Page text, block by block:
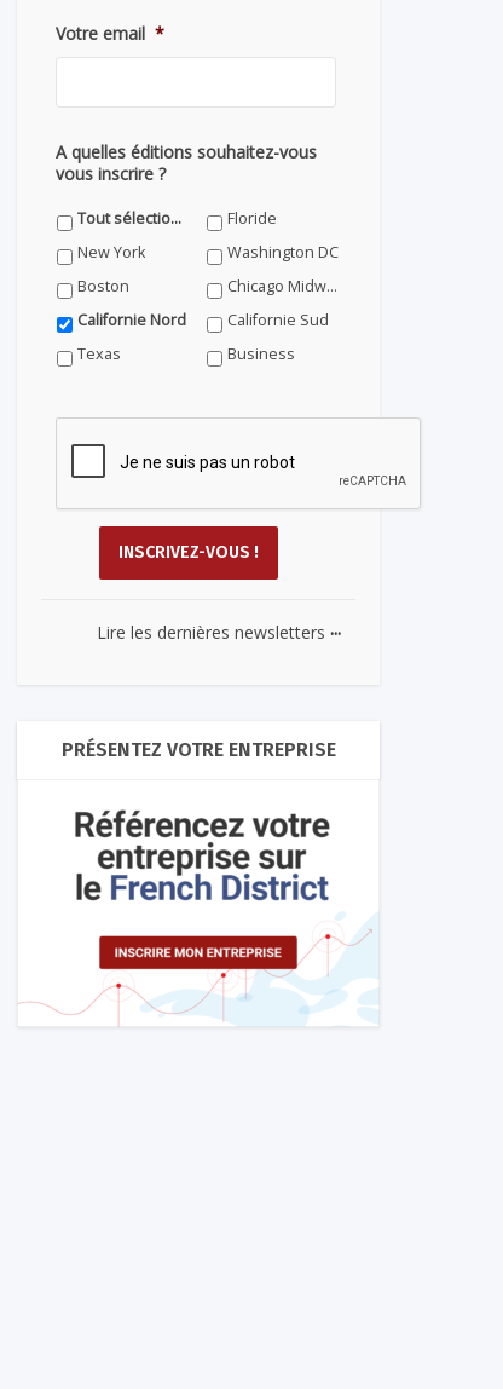
Votre email *
A quelles éditions souhaitez-vous
vous inscrire ?
Tout sélectionner
Floride
New York
Washington DC
Boston
Chicago Midwest
Californie Nord
Californie Sud
Texas
Business
Lire les dernières newsletters ...
PRÉSENTEZ VOTRE ENTREPRISE